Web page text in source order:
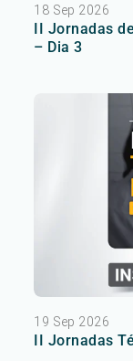
18 Sep 2026
II Jornadas
– Dia 3
19 Sep 2026
II Jornadas